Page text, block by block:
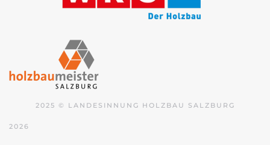
2025 © LANDESINNUNG HOLZBAU SALZBURG
2026